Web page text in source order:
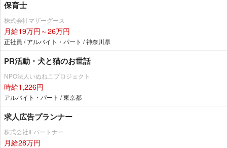
保育士
株式会社マザーグース
月給19万円～26万円
正社員 / アルバイト・パート / 神奈川県
PR活動・犬と猫のお世話
NPO法人いぬねこプロジェクト
時給1,226円
アルバイト・パート / 東京都
求人広告プランナー
株式会社IFパートナー
月給28万円